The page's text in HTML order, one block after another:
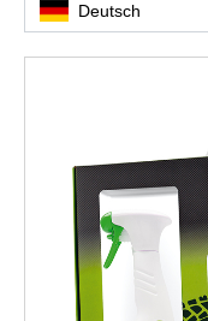
Deutsch